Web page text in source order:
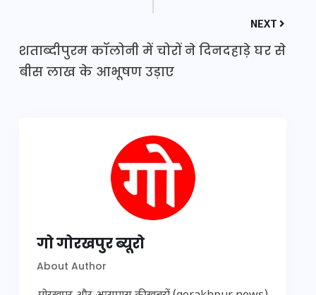
NEXT
शताब्दीपुरम कॉलोनी में चोरों ने दिनदहाड़े घर से
बीस लाख के आभूषण उड़ाए
गो गोरखपुर ब्यूरो
About Author